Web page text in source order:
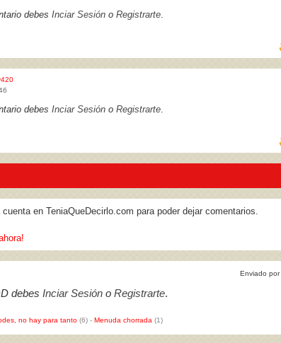
debes Inciar Sesión o Registrarte.
debes Inciar Sesión o Registrarte.
en TeniaQueDecirlo.com para poder dejar comentarios.
Enviado por
debes Inciar Sesión o Registrarte.
no hay para tanto (6) - Menuda chorrada (1)